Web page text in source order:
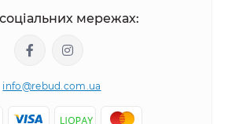
мережах:
info@rebud.com.ua